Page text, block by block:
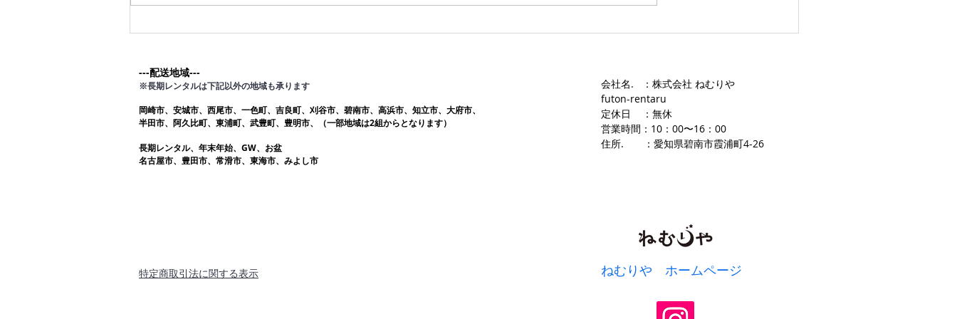
---配送地域---​
※長期レンタルは下記以外の地域も承ります
岡崎市、安城市、西尾市、一色町、吉良町、刈谷市、碧南市、高浜市、知立市、大府市​、
半田市、阿久比町、東浦町、武豊町、豊明市、（一部地域は2組からとなります）
長期レンタル、年末年始、GW、お盆
名古屋市、豊田市、常滑市、東海市、みよし市
​特定商取引法に関する表示
会社名. ：株式会社 ねむりや
futon-rentaru
定休日 ：無休
営業時間：10：00〜16 ：00
​住所. ：愛知県碧南市霞浦町4-2​6
ねむりや ホームページ